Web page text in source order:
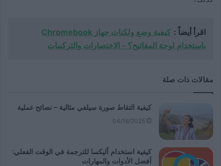
اقرأ أيضاً :
كيفية وضع ولكنات جهاز Chromebook
باستخدام لوحة المفاتيح؟ - الاختصارات والتركيبات
مقالات ذات صلة
كيفية التقاط صورة سيلفي مثالية – نصائح عملية
04/16/2025
كيفية استخدام أليكسا للترجمة في الوقت الفعلي:
أفضل الأدوات والمهارات